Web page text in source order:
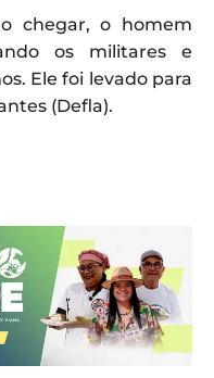
chegar, o homem
os militares e
Ele foi levado para
(Defla).